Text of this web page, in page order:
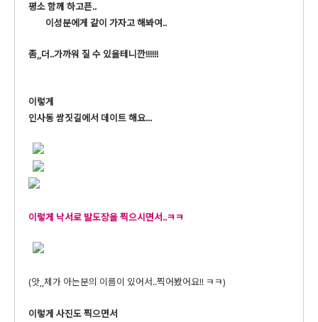
평소 함께 하고픈..
이성분에게 같이 가자고 해봐여..
좀,,더..가까워 질 수 있을테니깐!!!!!!
이렇게
인사동 쌈짓길에서 데이트 해요...
이렇게 낙서로 발도장을 찍으시면서..ㅋㅋ
(앗,,제가 아는분의 이름이 있어서..찍어봤어요!! ㅋㅋ)
이렇게 사진도 찍으면서